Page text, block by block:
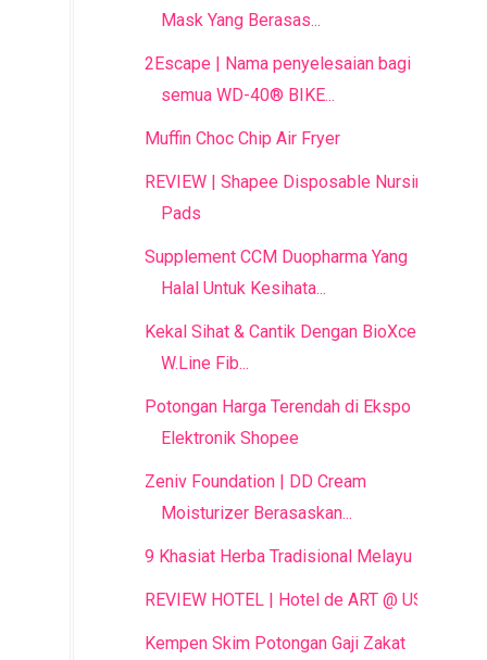
Mask Yang Berasas...
2Escape | Nama penyelesaian bagi
semua WD-40® BIKE...
Muffin Choc Chip Air Fryer
REVIEW | Shapee Disposable Nursing
Pads
Supplement CCM Duopharma Yang
Halal Untuk Kesihata...
Kekal Sihat & Cantik Dengan BioXcellent
W.Line Fib...
Potongan Harga Terendah di Ekspo
Elektronik Shopee
Zeniv Foundation | DD Cream
Moisturizer Berasaskan...
9 Khasiat Herba Tradisional Melayu
REVIEW HOTEL | Hotel de ART @ USJ
Kempen Skim Potongan Gaji Zakat